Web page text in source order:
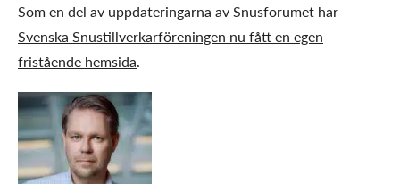
Som en del av uppdateringarna av Snusforumet har
Svenska Snustillverkarföreningen nu fått en egen
fristående hemsida.